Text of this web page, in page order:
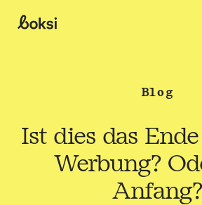
Boksi
Blog
Ist dies das
Werbung?
Anfang?